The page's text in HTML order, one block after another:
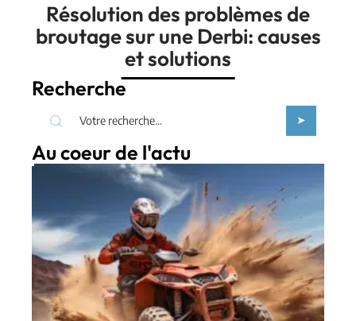
Résolution des problèmes de
broutage sur une Derbi: causes
et solutions
Recherche
Au coeur de l'actu